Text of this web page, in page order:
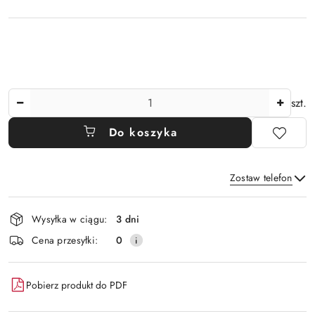
szt.
Do koszyka
Zostaw telefon
Wyślij
Dostępność
i
dostawa
Wysyłka w ciągu:
3 dni
Cena przesyłki:
0
Pobierz produkt do PDF